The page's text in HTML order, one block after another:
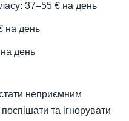
37–55 € на день
на день
день
неприємним
та ігнорувати